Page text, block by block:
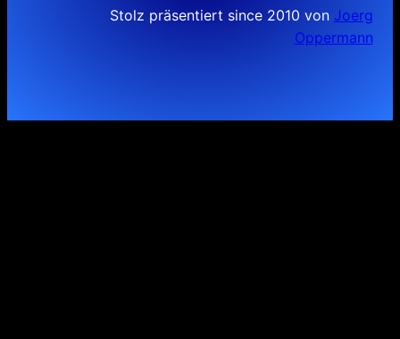
Stolz präsentiert since 2010 von Joerg
Oppermann